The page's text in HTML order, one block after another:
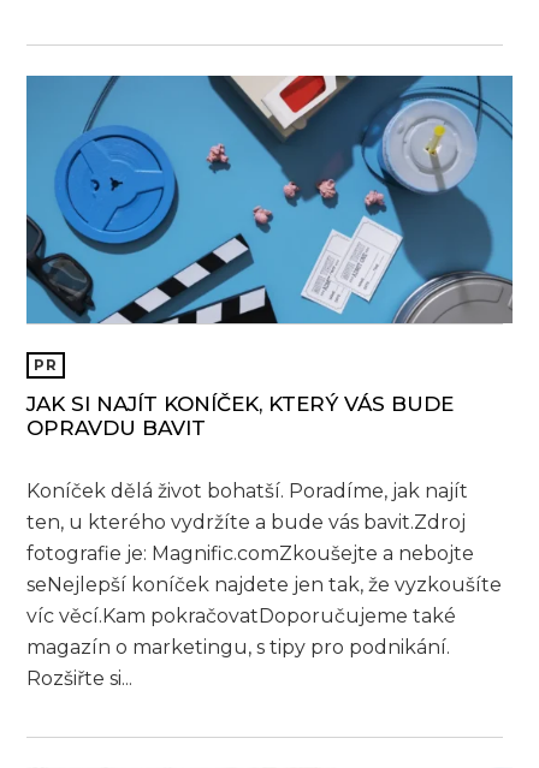
PR
JAK SI NAJÍT KONÍČEK, KTERÝ VÁS BUDE
OPRAVDU BAVIT
Koníček dělá život bohatší. Poradíme, jak najít
ten, u kterého vydržíte a bude vás bavit.Zdroj
fotografie je: Magnific.comZkoušejte a nebojte
seNejlepší koníček najdete jen tak, že vyzkoušíte
víc věcí.Kam pokračovatDoporučujeme také
magazín o marketingu, s tipy pro podnikání.
Rozšiřte si...